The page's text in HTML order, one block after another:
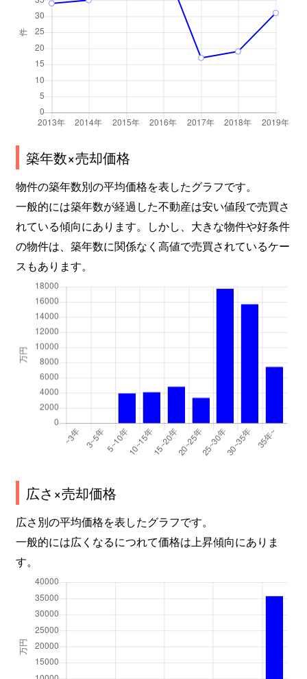
築年数×売却価格
物件の築年数別の平均価格を表したグラフです。
一般的には築年数が経過した不動産は安い値段で売買さ
れている傾向にあります。しかし、大きな物件や好条件
の物件は、築年数に関係なく高値で売買されているケー
スもあります。
広さ×売却価格
広さ別の平均価格を表したグラフです。
一般的には広くなるにつれて価格は上昇傾向にありま
す。